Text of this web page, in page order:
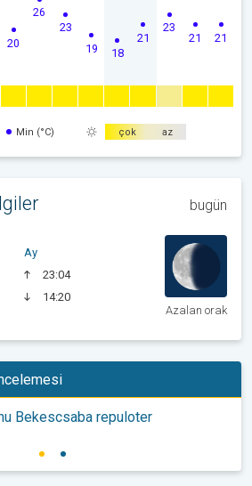
20
26
23
19 18
21
23
21 21
Min (°C) çok az
bugün
Ay
23:04
14:20
Azalan orak
Bekescsaba repuloter